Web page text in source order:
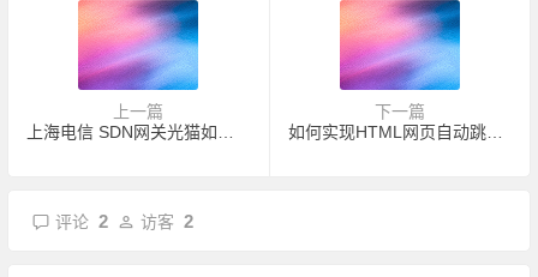
上一篇
上海电信 SDN网关光猫如何实现外网访问
下一篇
如何实现HTML网页自动跳转，这里有5种方法介绍给你
评论 2 访客 2